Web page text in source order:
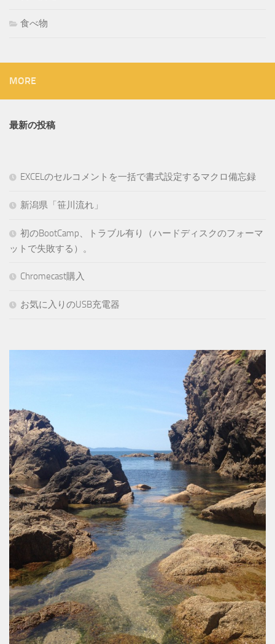
食べ物
MORE
最新の投稿
EXCELのセルコメントを一括で書式設定するマクロ備忘録
新潟県「笹川流れ」
初のBootCamp、トラブル有り（ハードディスクのフォーマ
ットで失敗する）。
Chromecast購入
お気に入りのUSB充電器